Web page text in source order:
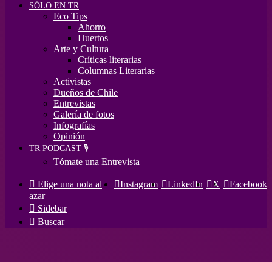
SÓLO EN TR
Eco Tips
Ahorro
Huertos
Arte y Cultura
Críticas literarias
Columnas Literarias
Activistas
Dueños de Chile
Entrevistas
Galería de fotos
Infografías
Opinión
TR PODCAST 🎙️
Tómate una Entrevista
Facebook
X
LinkedIn
Instagram
Elige una nota al
azar
Sidebar
Buscar